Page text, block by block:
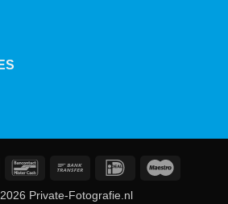
MasterCardBancontactBank
IDeal
Private-Fotografie.nl